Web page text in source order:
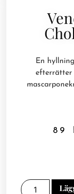
En
efterrätter
89